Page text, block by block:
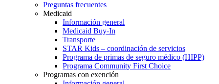
Preguntas frecuentes
Medicaid
Información general
Medicaid Buy-In
Transporte
STAR Kids – coordinación de servicios
Programa de primas de seguro médico (HIPP)
Programa Community First Choice
Programas con exención